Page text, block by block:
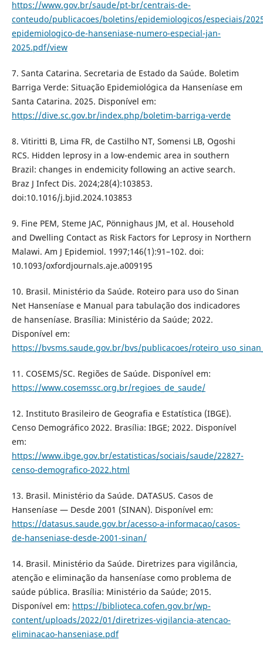
https://www.gov.br/saude/pt-br/centrais-de-
conteudo/publicacoes/boletins/epidemiologicos/especiais/
epidemiologico-de-hanseniase-numero-especial-jan-
2025.pdf/view
7. Santa Catarina. Secretaria de Estado da Saúde. Boletim
Barriga Verde: Situação Epidemiológica da Hanseníase em
Santa Catarina. 2025. Disponível em:
https://dive.sc.gov.br/index.php/boletim-barriga-verde
8. Vitiritti B, Lima FR, de Castilho NT, Somensi LB, Ogoshi
RCS. Hidden leprosy in a low-endemic area in southern
Brazil: changes in endemicity following an active search.
Braz J Infect Dis. 2024;28(4):103853.
doi:10.1016/j.bjid.2024.103853
9. Fine PEM, Steme JAC, Pönnighaus JM, et al. Household
and Dwelling Contact as Risk Factors for Leprosy in Northern
Malawi. Am J Epidemiol. 1997;146(1):91–102. doi:
10.1093/oxfordjournals.aje.a009195
10. Brasil. Ministério da Saúde. Roteiro para uso do Sinan
Net Hanseníase e Manual para tabulação dos indicadores
de hanseníase. Brasília: Ministério da Saúde; 2022.
Disponível em:
https://bvsms.saude.gov.br/bvs/publicacoes/
11. COSEMS/SC. Regiões de Saúde. Disponível em:
https://www.cosemssc.org.br/regioes_de_saude/
12. Instituto Brasileiro de Geografia e Estatística (IBGE).
Censo Demográfico 2022. Brasília: IBGE; 2022. Disponível
em:
https://www.ibge.gov.br/estatisticas/sociais/saude/22827-
censo-demografico-2022.html
13. Brasil. Ministério da Saúde. DATASUS. Casos de
Hanseníase — Desde 2001 (SINAN). Disponível em:
https://datasus.saude.gov.br/acesso-a-informacao/casos-
de-hanseniase-desde-2001-sinan/
14. Brasil. Ministério da Saúde. Diretrizes para vigilância,
atenção e eliminação da hanseníase como problema de
saúde pública. Brasília: Ministério da Saúde; 2015.
Disponível em: https://biblioteca.cofen.gov.br/wp-
content/uploads/2022/01/diretrizes-vigilancia-atencao-
eliminacao-hanseniase.pdf